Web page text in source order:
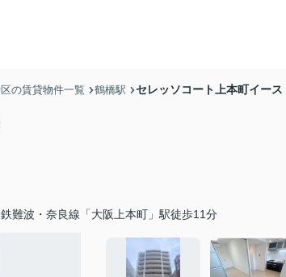
の賃貸物件一覧 鶴橋駅 セレッソコート上本町イー
難波・奈良線「大阪上本町」駅徒歩11分